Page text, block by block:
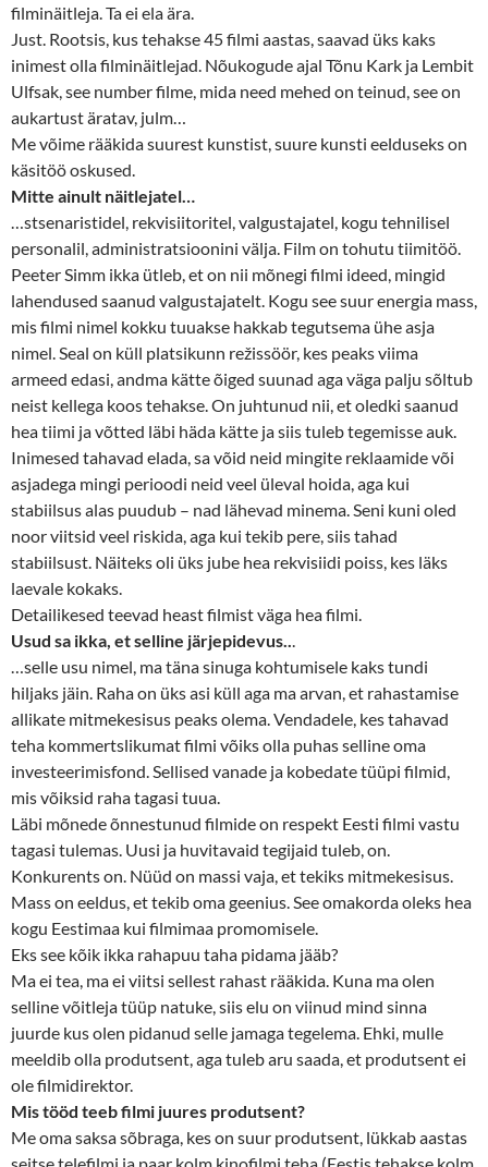
filminäitleja. Ta ei ela ära.
Just. Rootsis, kus tehakse 45 filmi aastas, saavad üks kaks
inimest olla filminäitlejad. Nõukogude ajal Tõnu Kark ja Lembit
Ulfsak, see number filme, mida need mehed on teinud, see on
aukartust äratav, julm…
Me võime rääkida suurest kunstist, suure kunsti eelduseks on
käsitöö oskused.
Mitte ainult näitlejatel…
…stsenaristidel, rekvisiitoritel, valgustajatel, kogu tehnilisel
personalil, administratsioonini välja. Film on tohutu tiimitöö.
Peeter Simm ikka ütleb, et on nii mõnegi filmi ideed, mingid
lahendused saanud valgustajatelt. Kogu see suur energia mass,
mis filmi nimel kokku tuuakse hakkab tegutsema ühe asja
nimel. Seal on küll platsikunn režissöör, kes peaks viima
armeed edasi, andma kätte õiged suunad aga väga palju sõltub
neist kellega koos tehakse. On juhtunud nii, et oledki saanud
hea tiimi ja võtted läbi häda kätte ja siis tuleb tegemisse auk.
Inimesed tahavad elada, sa võid neid mingite reklaamide või
asjadega mingi perioodi neid veel üleval hoida, aga kui
stabiilsus alas puudub – nad lähevad minema. Seni kuni oled
noor viitsid veel riskida, aga kui tekib pere, siis tahad
stabiilsust. Näiteks oli üks jube hea rekvisiidi poiss, kes läks
laevale kokaks.
Detailikesed teevad heast filmist väga hea filmi.
Usud sa ikka, et selline järjepidevus...
…selle usu nimel, ma täna sinuga kohtumisele kaks tundi
hiljaks jäin. Raha on üks asi küll aga ma arvan, et rahastamise
allikate mitmekesisus peaks olema. Vendadele, kes tahavad
teha kommertslikumat filmi võiks olla puhas selline oma
investeerimisfond. Sellised vanade ja kobedate tüüpi filmid,
mis võiksid raha tagasi tuua.
Läbi mõnede õnnestunud filmide on respekt Eesti filmi vastu
tagasi tulemas. Uusi ja huvitavaid tegijaid tuleb, on.
Konkurents on. Nüüd on massi vaja, et tekiks mitmekesisus.
Mass on eeldus, et tekib oma geenius. See omakorda oleks hea
kogu Eestimaa kui filmimaa promomisele.
Eks see kõik ikka rahapuu taha pidama jääb?
Ma ei tea, ma ei viitsi sellest rahast rääkida. Kuna ma olen
selline võitleja tüüp natuke, siis elu on viinud mind sinna
juurde kus olen pidanud selle jamaga tegelema. Ehki, mulle
meeldib olla produtsent, aga tuleb aru saada, et produtsent ei
ole filmidirektor.
Mis tööd teeb filmi juures produtsent?
Me oma saksa sõbraga, kes on suur produtsent, lükkab aastas